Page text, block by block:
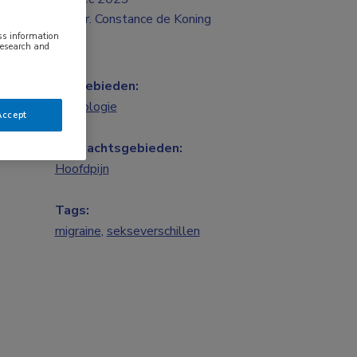
Mr. Constance de Koning
Vakgebieden:
Neurologie
Aandachtsgebieden:
Hoofdpijn
Tags:
migraine, sekseverschillen
information
and